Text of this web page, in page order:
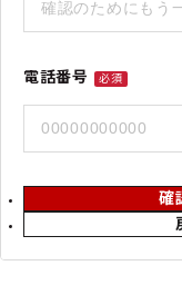
電話番号 必須
確